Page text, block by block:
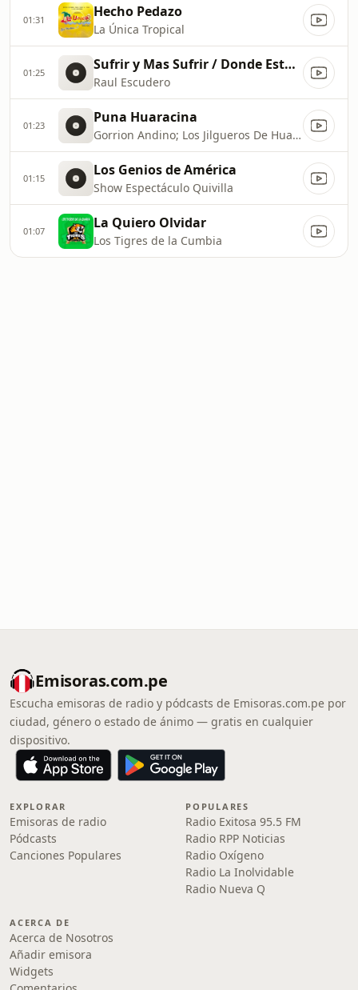
01:31 Hecho Pedazo
La Única Tropical
01:25 Sufrir y Mas Sufrir / Donde Esta Ese Amor
Raul Escudero
01:23 Puna Huaracina
Gorrion Andino; Los Jilgueros De Hualcán
01:15 Los Genios de América
Show Espectáculo Quivilla
01:07 La Quiero Olvidar
Los Tigres de la Cumbia
Emisoras.com.pe
Escucha emisoras de radio y pódcasts de Emisoras.com.pe por
ciudad, género o estado de ánimo — gratis en cualquier
dispositivo.
EXPLORAR
Emisoras de radio
Pódcasts
Canciones Populares
POPULARES
Radio Exitosa 95.5 FM
Radio RPP Noticias
Radio Oxígeno
Radio La Inolvidable
Radio Nueva Q
ACERCA DE
Acerca de Nosotros
Añadir emisora
Widgets